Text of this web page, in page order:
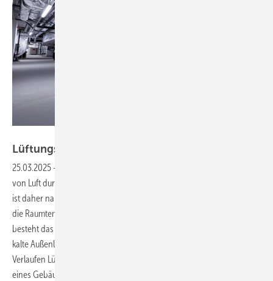
Lüftungsleitungen fachgerecht
25.03.2025 -
von Luft durchströmt, die wärmer oder kälter ist als die Umgebung. Es
ist daher naheliegend, eine Dämmung einzusetzen, die Einflüsse auf
die Raumtemperatur und Energieverluste minimiert. Gleichzeitig
besteht das Risiko einer Tauwasserbildung auf Lüftungsleitungen, die
kalte Außenluft durch Räume mit höherer Raumtemperatur führen.
Verlaufen Lüftungsleitungen durch verschiedene Brand­abschnitte
eines Gebäudes, bestehen darüber hinaus Anforderungen an ihre